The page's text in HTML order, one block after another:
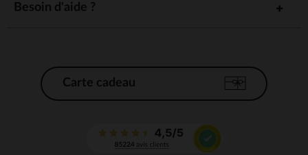
Besoin d'aide ?
Carte cadeau